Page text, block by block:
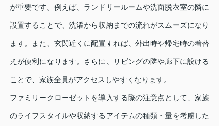
が重要です。例えば、ランドリールームや洗面脱衣室の隣に
設置することで、洗濯から収納までの流れがスムーズになり
ます。また、玄関近くに配置すれば、外出時や帰宅時の着替
えが便利になります。さらに、リビングの隣や廊下に設ける
ことで、家族全員がアクセスしやすくなります。
ファミリークローゼットを導入する際の注意点として、家族
のライフスタイルや収納するアイテムの種類・量を考慮した